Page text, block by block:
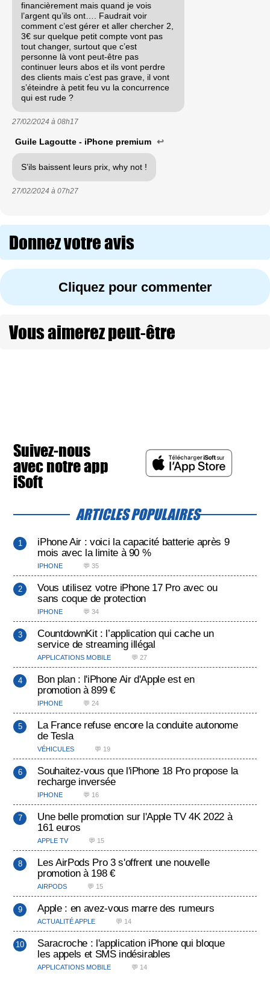
financièrement mais quand je vois
l’argent qu’ils ont…. Faudrait voir
comment c’est gérer et aller chercher 2,
3€ sur quelque petit compte vont pas
tout changer, surtout que c’est
personne là vont peut-être pas
continuer leurs abos et ils vont perdre
des clients mais c’est pas grave, il vont
s’éteindre à petit feu vu la concurrence
qui est rude ?
27/02/2024 à 08h17
Guile Lagoutte - iPhone premium ↩
S’ils baissent leurs prix, why not !
27/02/2024 à 07h27
Donnez votre avis
Cliquez pour commenter
Vous aimerez peut-être
Suivez-nous
avec notre app
iSoft
ARTICLES POPULAIRES
iPhone Air : voici la capacité batterie après 9
mois avec la limite à 90 %
IPHONE 💬 35
Vous utilisez votre iPhone 17 Pro avec ou
sans coque de protection
IPHONE 💬 34
CountdownKit : l’application qui cache un
service de streaming illégal
APPLICATIONS MOBILE 💬 27
Bon plan : l'iPhone Air d'Apple est en
promotion à 899 €
IPHONE 💬 24
La France refuse encore la conduite autonome
de Tesla
VÉHICULES 💬 19
Souhaitez-vous que l'iPhone 18 Pro propose la
recharge inversée
IPHONE 💬 16
Une belle promotion sur l'Apple TV 4K 2022 à
161 euros
APPLE TV 💬 15
Les AirPods Pro 3 s'offrent une nouvelle
promotion à 198 €
AIRPODS 💬 15
Apple : en avez-vous marre des rumeurs
ACTUALITÉ APPLE 💬 14
Saracroche : l'application iPhone qui bloque
les appels et SMS indésirables
APPLICATIONS MOBILE 💬 14